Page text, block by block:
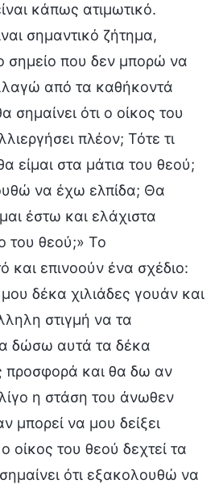
κάπως ατιμωτικό.
σημαντικό ζήτημα,
σημείο που δεν μπορώ να
από τα καθήκοντά
ότι ο οίκος του
πλέον; Τότε τι
είμαι στα μάτια του θεού;
να έχω ελπίδα; Θα
έστω και ελάχιστα
του θεού;» Το
και επινοούν ένα σχέδιο:
δέκα χιλιάδες γουάν και
στιγμή να τα
δώσω αυτά τα δέκα
προσφορά και θα δω αν
η στάση του άνωθεν
μπορεί να μου δείξει
οίκος του θεού δεχτεί τα
ότι εξακολουθώ να